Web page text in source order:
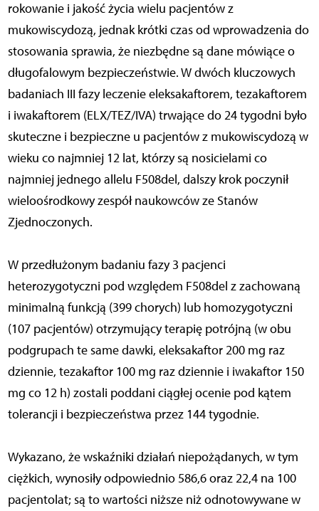
rokowanie i jakość życia wielu pacjentów z
mukowiscydozą, jednak krótki czas od wprowadzenia do
stosowania sprawia, że niezbędne są dane mówiące o
długofalowym bezpieczeństwie. W dwóch kluczowych
badaniach III fazy leczenie eleksakaftorem, tezakaftorem
i iwakaftorem (ELX/TEZ/IVA) trwające do 24 tygodni było
skuteczne i bezpieczne u pacjentów z mukowiscydozą w
wieku co najmniej 12 lat, którzy są nosicielami co
najmniej jednego allelu F508del, dalszy krok poczynił
wieloośrodkowy zespół naukowców ze Stanów
Zjednoczonych.
W przedłużonym badaniu fazy 3 pacjenci
heterozygotyczni pod względem F508del z zachowaną
minimalną funkcją (399 chorych) lub homozygotyczni
(107 pacjentów) otrzymujący terapię potrójną (w obu
podgrupach te same dawki, eleksakaftor 200 mg raz
dziennie, tezakaftor 100 mg raz dziennie i iwakaftor 150
mg co 12 h) zostali poddani ciągłej ocenie pod kątem
tolerancji i bezpieczeństwa przez 144 tygodnie.
Wykazano, że wskaźniki działań niepożądanych, w tym
ciężkich, wynosiły odpowiednio 586,6 oraz 22,4 na 100
pacjentolat; są to wartości niższe niż odnotowywane w